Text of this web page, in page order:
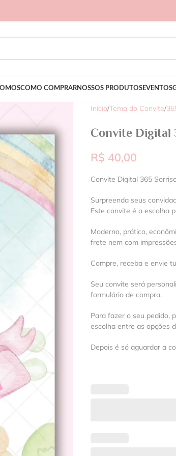
COMO COMPRARNOSSOS PRODUTOSEVENTOS
Início/Tema do Convite/
Convite Digital
R$ 40,00
Convite Digital 365
Surpreenda seus
Este convite é a escolha
Moderno, prático,
frete nem com
Compre, receba e envie
Seu convite será
formulário de compra.
Para fazer o seu pedido,
escolha entre as opções
Depois é só aguardar a